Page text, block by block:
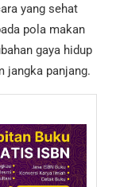
yang sehat
pola makan
gaya hidup
jangka panjang.